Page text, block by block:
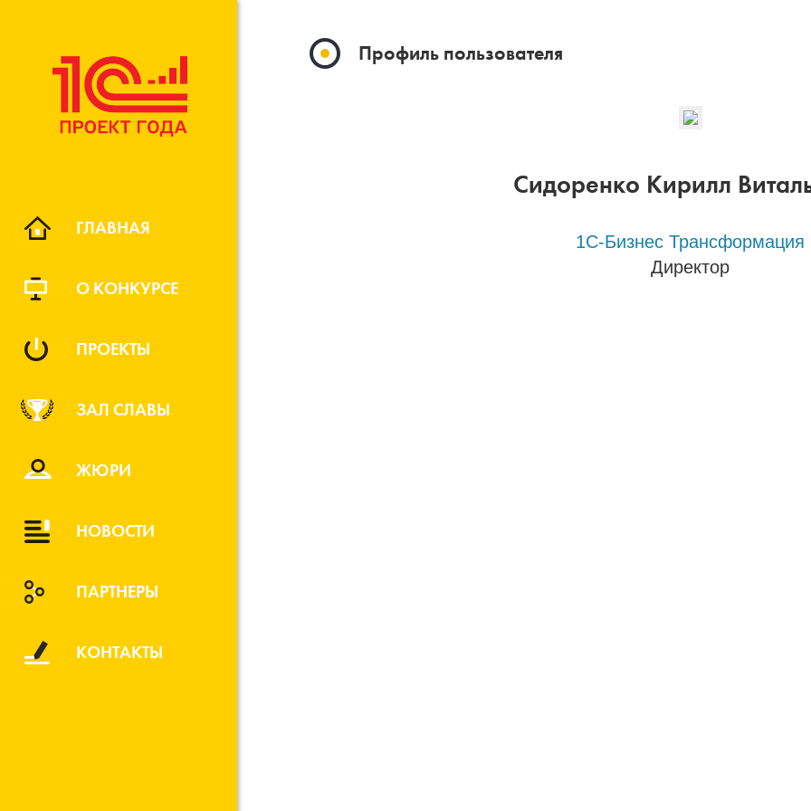
ГЛАВНАЯ
О КОНКУРСЕ
ПРОЕКТЫ
ЗАЛ СЛАВЫ
ЖЮРИ
НОВОСТИ
ПАРТНЕРЫ
КОНТАКТЫ
Профиль пользователя
Сидоренко Кирилл
1С-Бизнес Трансформация
Директор